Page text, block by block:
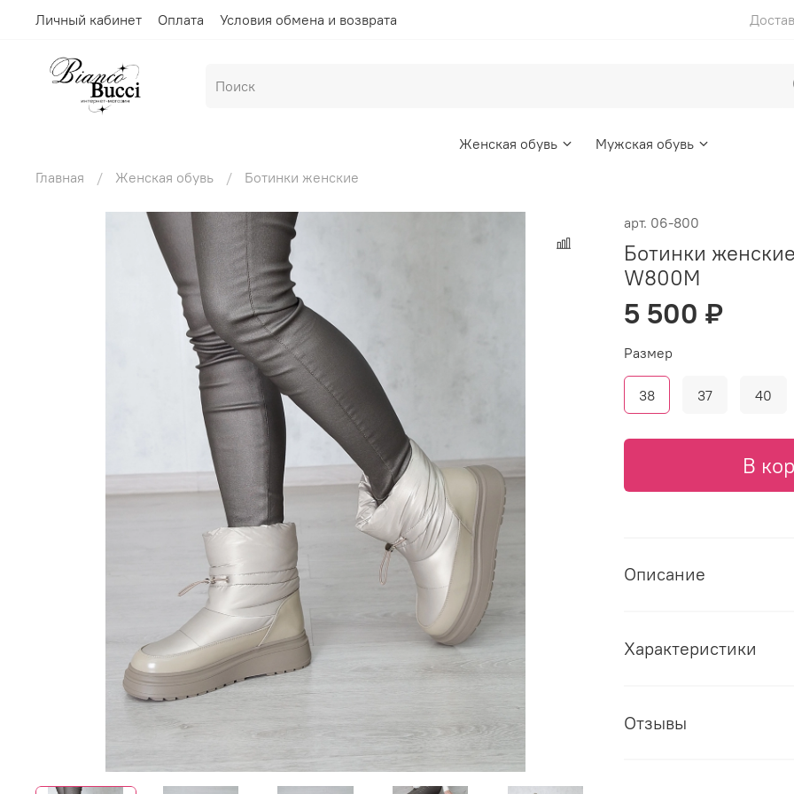
Личный кабинет Оплата Условия обмена и возврата
Женская обувь
Мужская обувь
Главная
Женская обувь Ботинки женские
арт. 06-800
Ботинки
W800M
5 500 ₽
В
Размер
38 37 40
Описание
Характеристики
Отзывы